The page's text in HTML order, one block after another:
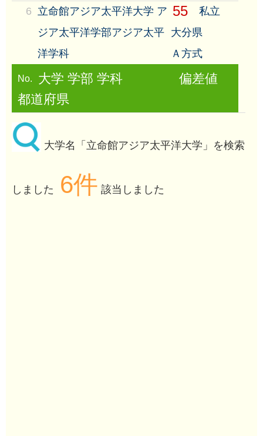
6 立命館アジア太平洋大学 ア
ジア太平洋学部アジア太平
洋学科
55
私立
大分県
Ａ方式
No. 大学 学部 学科
偏差値
都道府県
大学名「立命館アジア太平洋大学」を検索
しました 6件 該当しました